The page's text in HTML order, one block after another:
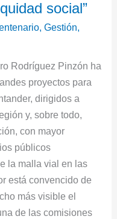
social”
,Gestión,
Rodríguez Pinzón ha
proyectos para
dirigidos a
y, sobre todo,
con mayor
públicos
la malla vial en las
está convencido de
más visible el
de las comisiones